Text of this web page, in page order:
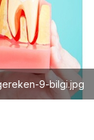
9-bilgi.jpg